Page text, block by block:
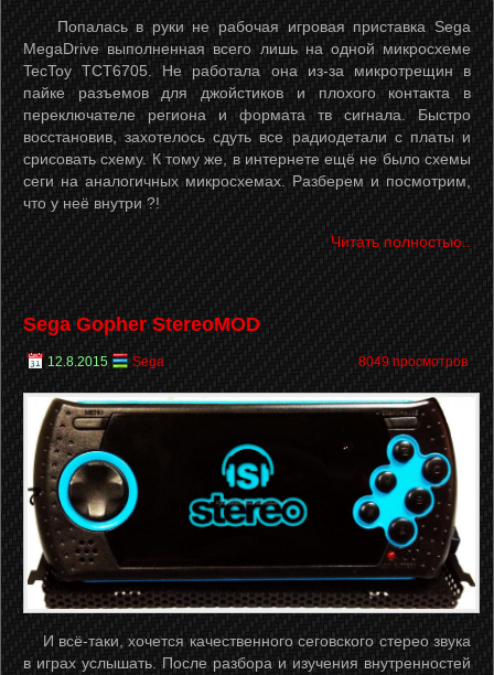
Попалась в руки не рабочая игровая приставка Sega
MegaDrive выполненная всего лишь на одной микросхеме
TecToy TCT6705. Не работала она из-за микротрещин в
пайке разъемов для джойстиков и плохого контакта в
переключателе региона и формата тв сигнала. Быстро
восстановив, захотелось сдуть все радиодетали с платы и
срисовать схему. К тому же, в интернете ещё не было схемы
сеги на аналогичных микросхемах. Разберем и посмотрим,
что у неё внутри ?!
Читать полностью..
Sega Gopher StereoMOD
12.8.2015 Sega 8049 просмотров
И всё-таки, хочется качественного сеговского стерео звука
в играх услышать. После разбора и изучения внутренностей